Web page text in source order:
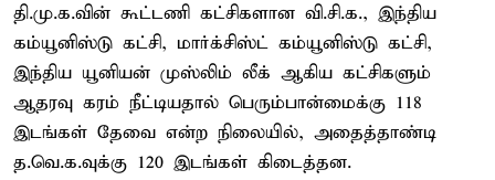
தி.மு.க.வின் கூட்டணி கட்சிகளான வி.சி.க., இந்திய
கம்யூனிஸ்டு கட்சி, மார்க்சிஸ்ட் கம்யூனிஸ்டு கட்சி,
இந்திய யூனியன் முஸ்லிம் லீக் ஆகிய கட்சிகளும்
ஆதரவு கரம் நீட்டியதால் பெரும்பான்மைக்கு 118
இடங்கள் தேவை என்ற நிலையில், அதைத்தாண்டி
த.வெ.க.வுக்கு 120 இடங்கள் கிடைத்தன.